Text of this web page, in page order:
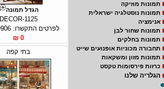
תמונות מוזיקה
תמונות נוסטלגיה ישראלית
אנימציה
תמונות שחור לבן
תמונות בחלקים
תחבורה מכוניות אופנועים שייט
תמונות מזון ומשקאות
כרזות פירסומות טקסט
הגלריה שלנו
הגדל תמונה
DECOR-1125
לפרטים התקשרו: 09-7469906
0 ₪
בתי קפה